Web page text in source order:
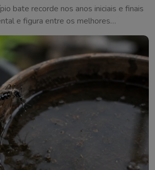
bate recorde nos anos iniciais e finais
e figura entre os melhores
Catarina